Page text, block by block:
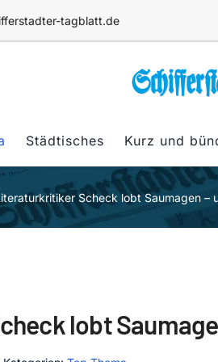
tagblatt.de
Städtisches Kurz und
Scheck lobt Saumagen –
lobt